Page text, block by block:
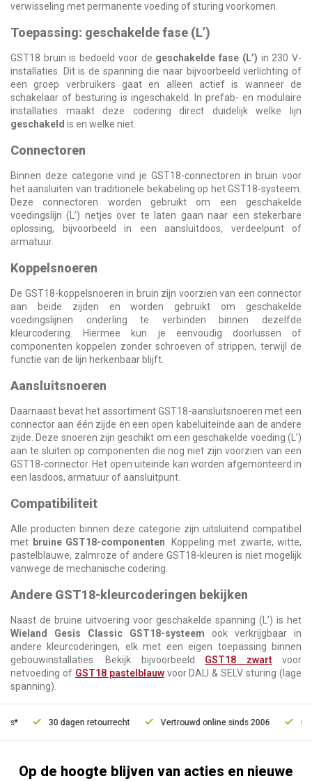
verwisseling met permanente voeding of sturing voorkomen.
Toepassing: geschakelde fase (L’)
GST18 bruin is bedoeld voor de geschakelde fase (L’) in 230 V-
installaties. Dit is de spanning die naar bijvoorbeeld verlichting of
een groep verbruikers gaat en alleen actief is wanneer de
schakelaar of besturing is ingeschakeld. In prefab- en modulaire
installaties maakt deze codering direct duidelijk welke lijn
geschakeld is en welke niet.
Connectoren
Binnen deze categorie vind je GST18-connectoren in bruin voor
het aansluiten van traditionele bekabeling op het GST18-systeem.
Deze connectoren worden gebruikt om een geschakelde
voedingslijn (L’) netjes over te laten gaan naar een stekerbare
oplossing, bijvoorbeeld in een aansluitdoos, verdeelpunt of
armatuur.
Koppelsnoeren
De GST18-koppelsnoeren in bruin zijn voorzien van een connector
aan beide zijden en worden gebruikt om geschakelde
voedingslijnen onderling te verbinden binnen dezelfde
kleurcodering. Hiermee kun je eenvoudig doorlussen of
componenten koppelen zonder schroeven of strippen, terwijl de
functie van de lijn herkenbaar blijft.
Aansluitsnoeren
Daarnaast bevat het assortiment GST18-aansluitsnoeren met een
connector aan één zijde en een open kabeluiteinde aan de andere
zijde. Deze snoeren zijn geschikt om een geschakelde voeding (L’)
aan te sluiten op componenten die nog niet zijn voorzien van een
GST18-connector. Het open uiteinde kan worden afgemonteerd in
een lasdoos, armatuur of aansluitpunt.
Compatibiliteit
Alle producten binnen deze categorie zijn uitsluitend compatibel
met bruine GST18-componenten . Koppeling met zwarte, witte,
pastelblauwe, zalmroze of andere GST18-kleuren is niet mogelijk
vanwege de mechanische codering.
Andere GST18-kleurcoderingen bekijken
Naast de bruine uitvoering voor geschakelde spanning (L’) is het
Wieland Gesis Classic GST18-systeem ook verkrijgbaar in
andere kleurcoderingen, elk met een eigen toepassing binnen
gebouwinstallaties. Bekijk bijvoorbeeld GST18 zwartvoor
netvoeding of GST18 pastelblauwvoor DALI & SELV sturing (lage
spanning).
30 dagen retourrecht Vertrouwd online sinds 2006 Gratis
Op de hoogte blijven van acties en nieuwe